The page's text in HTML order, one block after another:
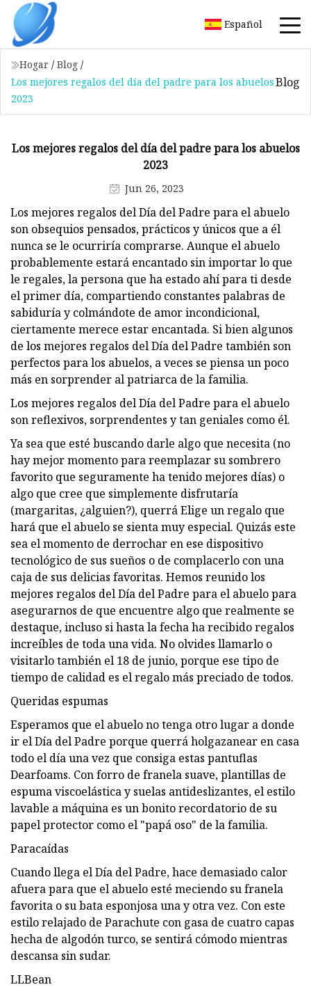
Español
Hogar / Blog /
Los mejores regalos del día del padre para los abuelos
2023
Blog
Los mejores regalos del día del padre para los abuelos
2023
Jun 26, 2023
Los mejores regalos del Día del Padre para el abuelo
son obsequios pensados, prácticos y únicos que a él
nunca se le ocurriría comprarse. Aunque el abuelo
probablemente estará encantado sin importar lo que
le regales, la persona que ha estado ahí para ti desde
el primer día, compartiendo constantes palabras de
sabiduría y colmándote de amor incondicional,
ciertamente merece estar encantada. Si bien algunos
de los mejores regalos del Día del Padre también son
perfectos para los abuelos, a veces se piensa un poco
más en sorprender al patriarca de la familia.
Los mejores regalos del Día del Padre para el abuelo
son reflexivos, sorprendentes y tan geniales como él.
Ya sea que esté buscando darle algo que necesita (no
hay mejor momento para reemplazar su sombrero
favorito que seguramente ha tenido mejores días) o
algo que cree que simplemente disfrutaría
(margaritas, ¿alguien?), querrá Elige un regalo que
hará que el abuelo se sienta muy especial. Quizás este
sea el momento de derrochar en ese dispositivo
tecnológico de sus sueños o de complacerlo con una
caja de sus delicias favoritas. Hemos reunido los
mejores regalos del Día del Padre para el abuelo para
asegurarnos de que encuentre algo que realmente se
destaque, incluso si hasta la fecha ha recibido regalos
increíbles de toda una vida. No olvides llamarlo o
visitarlo también el 18 de junio, porque ese tipo de
tiempo de calidad es el regalo más preciado de todos.
Queridas espumas
Esperamos que el abuelo no tenga otro lugar a donde
ir el Día del Padre porque querrá holgazanear en casa
todo el día una vez que consiga estas pantuflas
Dearfoams. Con forro de franela suave, plantillas de
espuma viscoelástica y suelas antideslizantes, el estilo
lavable a máquina es un bonito recordatorio de su
papel protector como el "papá oso" de la familia.
Paracaídas
Cuando llega el Día del Padre, hace demasiado calor
afuera para que el abuelo esté meciendo su franela
favorita o su bata esponjosa una y otra vez. Con este
estilo relajado de Parachute con gasa de cuatro capas
hecha de algodón turco, se sentirá cómodo mientras
descansa sin sudar.
LLBean